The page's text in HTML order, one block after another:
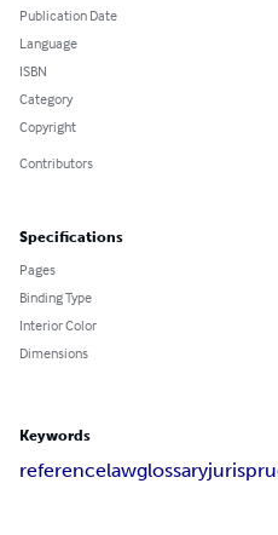
Publication Date
Language
ISBN
Category
Copyright
Contributors
Specifications
Pages
Binding Type
Interior Color
Dimensions
Keywords
referencelawglossary